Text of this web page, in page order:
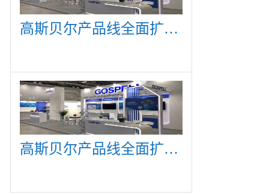
高斯贝尔产品线全面扩展，众多新产品亮相CommunicAsia 2019
高斯贝尔产品线全面扩展，众多新产品亮相CommunicAsia 2019